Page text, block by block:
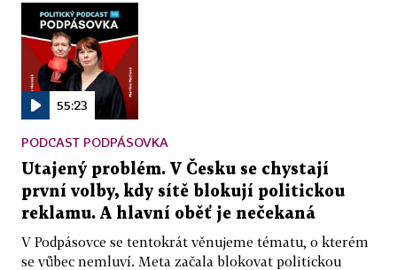
55:23
PODCAST PODPÁSOVKA
Utajený problém. V Česku se chystají
první volby, kdy sítě blokují politickou
reklamu. A hlavní oběť je nečekaná
V Podpásovce se tentokrát věnujeme tématu, o kterém
se vůbec nemluví. Meta začala blokovat politickou